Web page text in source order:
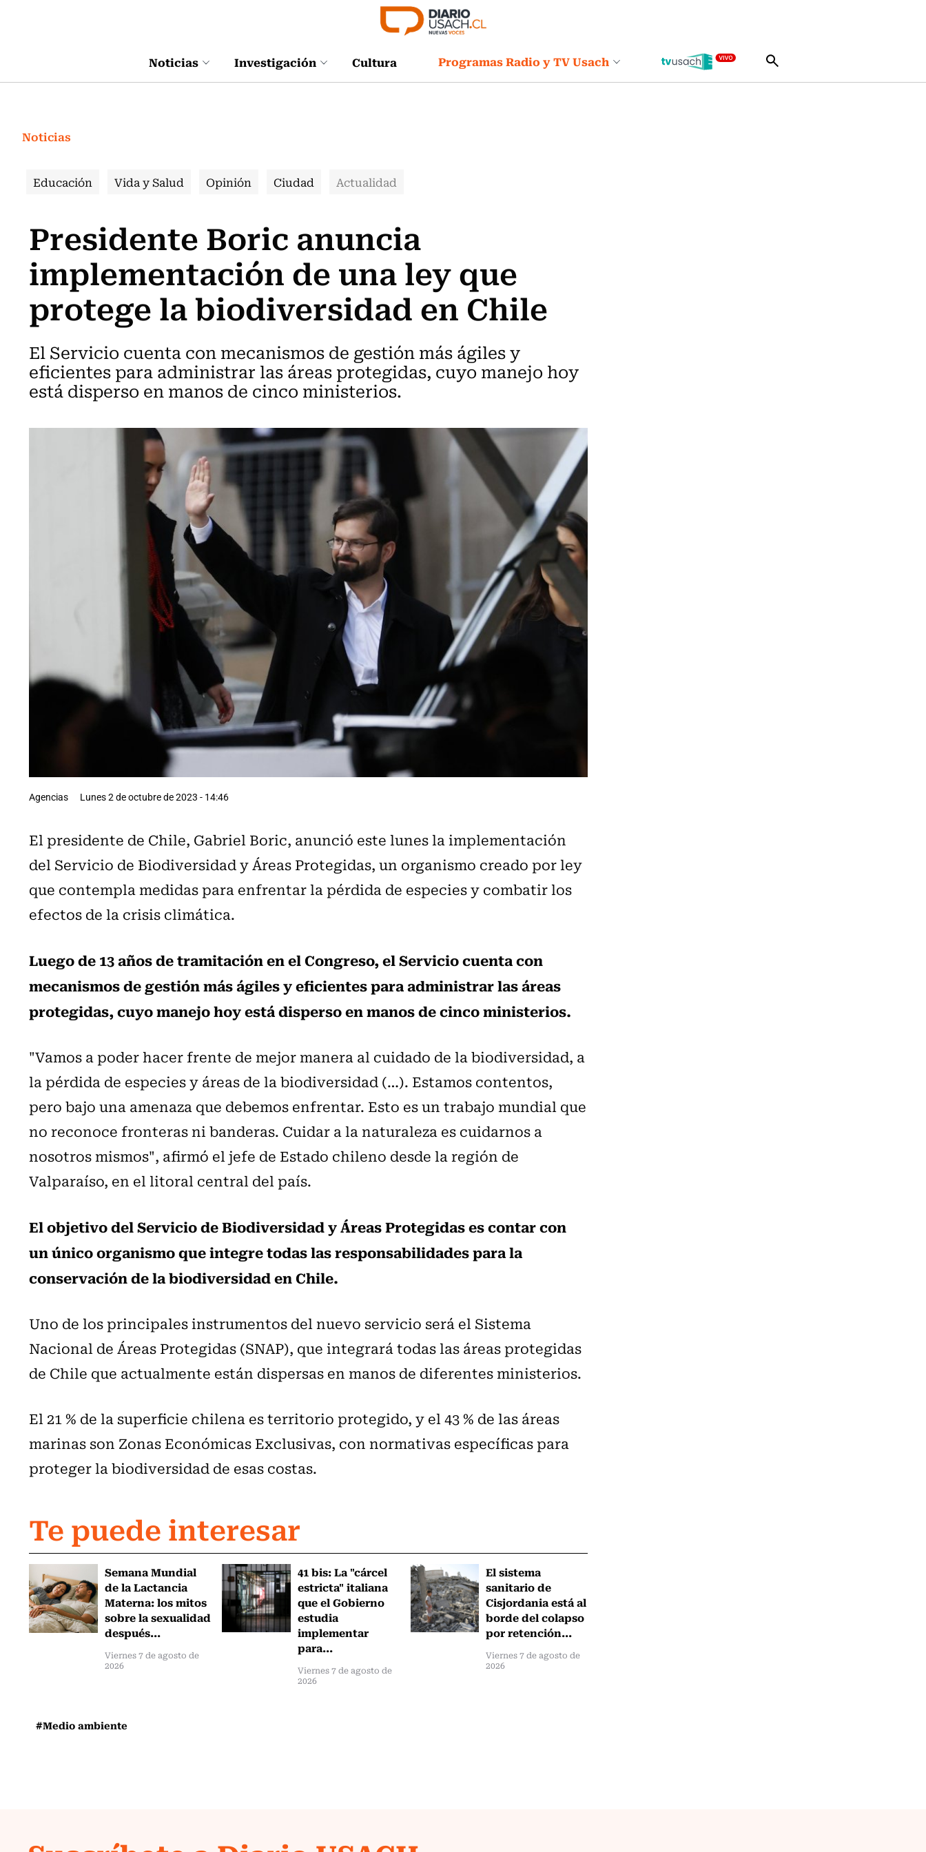
Noticias Investigación Cultura Programas Radio y TV Usach
Noticias
Educación Vida y Salud Opinión Ciudad Actualidad
Presidente Boric anuncia
implementación de una ley que
protege la biodiversidad en Chile
El Servicio cuenta con mecanismos de gestión más ágiles y
eficientes para administrar las áreas protegidas, cuyo manejo hoy
está disperso en manos de cinco ministerios.
Agencias Lunes 2 de octubre de 2023 - 14:46
El presidente de Chile, Gabriel Boric, anunció este lunes la implementación
del Servicio de Biodiversidad y Áreas Protegidas, un organismo creado por ley
que contempla medidas para enfrentar la pérdida de especies y combatir los
efectos de la crisis climática.
Luego de 13 años de tramitación en el Congreso, el Servicio cuenta con
mecanismos de gestión más ágiles y eficientes para administrar las áreas
protegidas, cuyo manejo hoy está disperso en manos de cinco ministerios.
"Vamos a poder hacer frente de mejor manera al cuidado de la biodiversidad, a
la pérdida de especies y áreas de la biodiversidad (…). Estamos contentos,
pero bajo una amenaza que debemos enfrentar. Esto es un trabajo mundial que
no reconoce fronteras ni banderas. Cuidar a la naturaleza es cuidarnos a
nosotros mismos", afirmó el jefe de Estado chileno desde la región de
Valparaíso, en el litoral central del país.
El objetivo del Servicio de Biodiversidad y Áreas Protegidas es contar con
un único organismo que integre todas las responsabilidades para la
conservación de la biodiversidad en Chile.
Uno de los principales instrumentos del nuevo servicio será el Sistema
Nacional de Áreas Protegidas (SNAP), que integrará todas las áreas protegidas
de Chile que actualmente están dispersas en manos de diferentes ministerios.
El 21 % de la superficie chilena es territorio protegido, y el 43 % de las áreas
marinas son Zonas Económicas Exclusivas, con normativas específicas para
proteger la biodiversidad de esas costas.
Te puede interesar
Semana Mundial
de la Lactancia
Materna: los mitos
sobre la sexualidad
después...
Viernes 7 de agosto de
2026
41 bis: La "cárcel
estricta" italiana
que el Gobierno
estudia
implementar
para...
Viernes 7 de agosto de
2026
El sistema
sanitario de
Cisjordania está al
borde del colapso
por retención...
Viernes 7 de agosto de
2026
#Medio ambiente